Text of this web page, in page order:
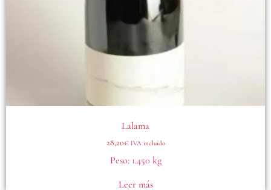
Lalama
28,20€ IVA incluído
Peso:1.450 kg
Leer más